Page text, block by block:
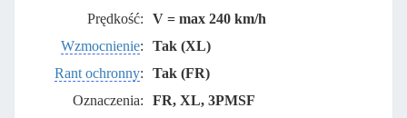
Prędkość:
V = max 240 km/h
Wzmocnienie:
Tak (XL)
Rant ochronny:
Tak (FR)
Oznaczenia:
FR, XL, 3PMSF